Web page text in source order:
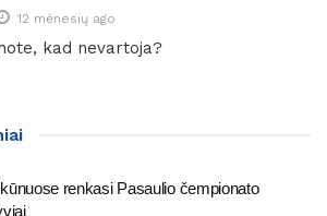
12 mėnesių ago
kad nevartoja?
renkasi Pasaulio čempionato